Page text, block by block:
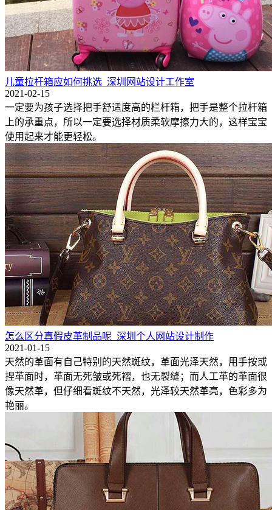
儿童拉杆箱应如何挑选_深圳网站设计工作室
2021-02-15
一定要为孩子选择把手舒适度高的栏杆箱，把手是整个拉杆箱
上的承重点，所以一定要选择材质柔软摩擦力大的，这样宝宝
使用起来才能更轻松。
怎么区分真假皮革制品呢_深圳个人网站设计制作
2021-01-15
天然的革面有自己特别的天然斑纹，革面光泽天然，用手按或
捏革面时，革面无死皱或死褶，也无裂缝；而人工革的革面很
像天然革，但仔细看斑纹不天然，光泽较天然革亮，色彩多为
艳丽。